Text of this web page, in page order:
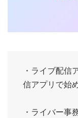
・ライブ配信
信アプリで始
・ライバー事